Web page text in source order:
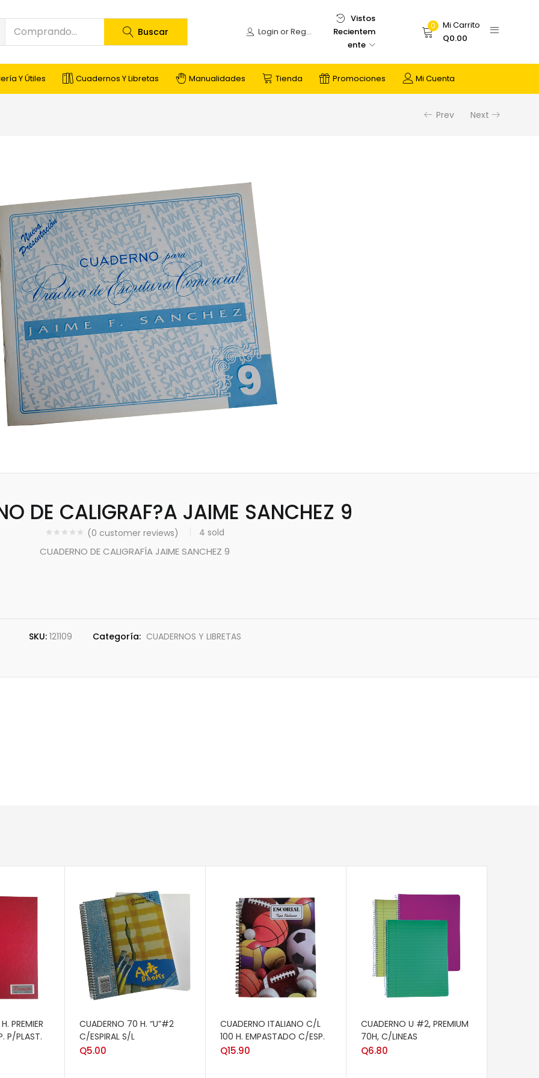
Buscar Login or Register
Vistos
Recientem
ente
0
Mi Carrito
Q0.00
Y Útiles Cuadernos Y Libretas Manualidades Tienda Promociones Mi Cuenta
Prev Next
DE CALIGRAF?A JAIME SANCHEZ 9
(0 customer reviews) 4 sold
CUADERNO DE CALIGRAFÍA JAIME SANCHEZ 9
SKU: 121109 Categoría: CUADERNOS Y LIBRETAS
PREMIER
P/PLAST.
CUADERNO 70 H. “U”#2
C/ESPIRAL S/L
Q5.00
CUADERNO ITALIANO C/L
100 H. EMPASTADO C/ESP.
Q15.90
CUADERNO U #2, PREMIUM
70H, C/LINEAS
Q6.80